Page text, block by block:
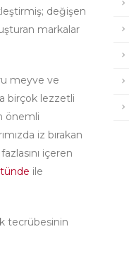
değişen
markalar
meyve ve
birçok lezzetli
önemli
iz bırakan
içeren
ile
tecrübesinin